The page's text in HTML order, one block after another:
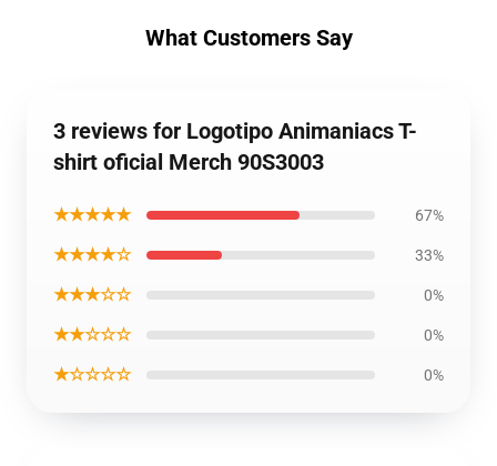
What Customers Say
3 reviews for Logotipo Animaniacs T-
shirt oficial Merch 90S3003
★★★★★ 67%
★★★★☆ 33%
★★★☆☆ 0%
★★☆☆☆ 0%
★☆☆☆☆ 0%